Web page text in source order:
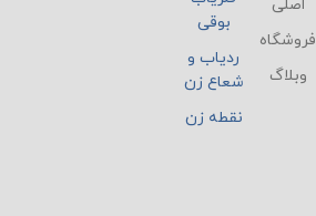
اصلی
فروشگاه
وبلاگ
بوقی
ردیاب و
شعاع زن
نقطه زن